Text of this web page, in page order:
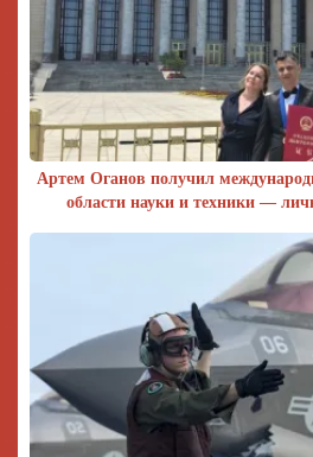
Артем Оганов получил
области науки и техники —